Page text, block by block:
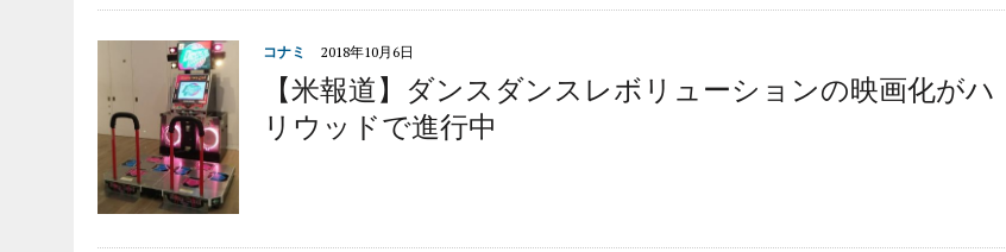
コナミ 2018年10月6日
【米報道】ダンスダンスレボリューションの映画化がハ
リウッドで進行中